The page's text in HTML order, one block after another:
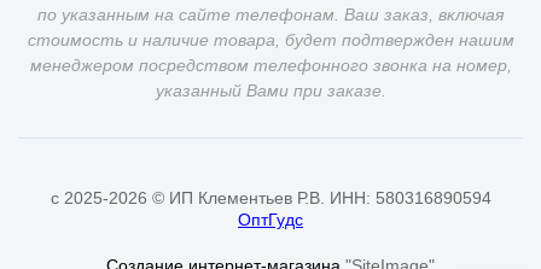
по указанным на сайте телефонам. Ваш заказ, включая
стоимость и наличие товара, будет подтвержден нашим
менеджером посредством телефонного звонка на номер,
указанный Вами при заказе.
c 2025-2026 © ИП Клементьев Р.В. ИНН: 580316890594
ОптГудс